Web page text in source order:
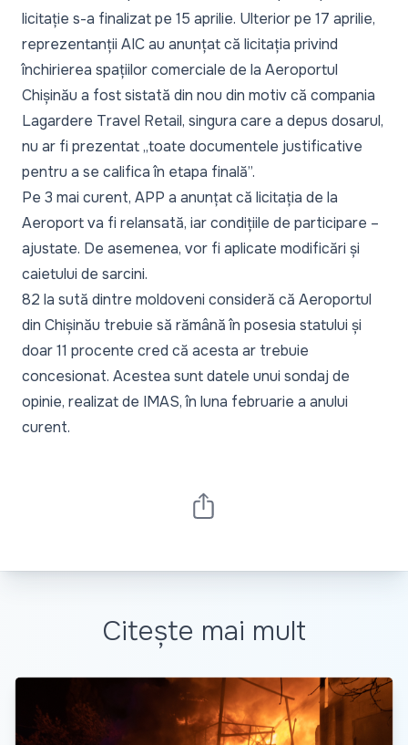
licitație s-a finalizat pe 15 aprilie. Ulterior pe 17 aprilie,
reprezentanții AIC au anunțat că licitația privind
închirierea spațiilor comerciale de la Aeroportul
Chișinău a fost sistată din nou din motiv că compania
Lagardere Travel Retail, singura care a depus dosarul,
nu ar fi prezentat „toate documentele justificative
pentru a se califica în etapa finală”.
Pe 3 mai curent, APP a anunțat că licitația de la
Aeroport va fi relansată, iar condițiile de participare –
ajustate. De asemenea, vor fi aplicate modificări și
caietului de sarcini.
82 la sută dintre moldoveni consideră că Aeroportul
din Chișinău trebuie să rămână în posesia statului și
doar 11 procente cred că acesta ar trebuie
concesionat. Acestea sunt datele unui sondaj de
opinie, realizat de IMAS, în luna februarie a anului
curent.
Citește mai mult